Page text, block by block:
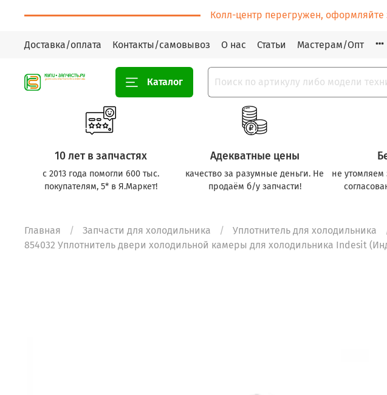
Колл-центр перегружен,
Доставка/оплата Контакты/самовывоз О нас Статьи Мастерам/Опт
Каталог
10 лет в запчастях
с 2013 года помогли 600 тыс.
покупателям, 5* в Я.Маркет!
Адекватные цены
качество за разумные деньги. Не
продаём б/у запчасти!
не утомляем
Главная Запчасти для холодильника
Уплотнитель для холодильника
854032 Уплотнитель двери холодильной камеры для холодильника Indesit